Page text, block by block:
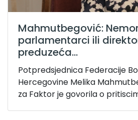
Mahmutbegović:
parlamentarci ili
preduzeća...
Potpredsjednica Federacije
Hercegovine Melika
za Faktor je govorila o